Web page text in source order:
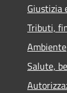
Giustizia
Tributi,
Ambiente
Salute,